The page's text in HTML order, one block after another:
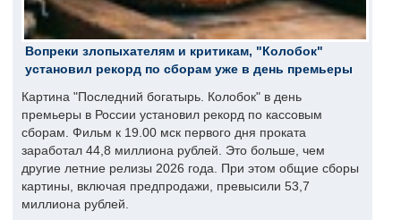
Вопреки злопыхателям и критикам, "Колобок"
установил рекорд по сборам уже в день премьеры
Картина "Последний богатырь. Колобок" в день
премьеры в России установил рекорд по кассовым
сборам. Фильм к 19.00 мск первого дня проката
заработал 44,8 миллиона рублей. Это больше, чем
другие летние релизы 2026 года. При этом общие сборы
картины, включая предпродажи, превысили 53,7
миллиона рублей.